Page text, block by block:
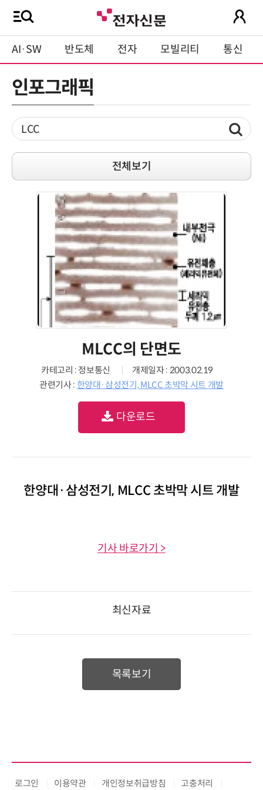
AI·SW 반도체 전자 모빌리티 통신
인포그래픽
전체보기
MLCC의 단면도
카테고리 : 정보통신
개제일자 : 2003.02.19
관련기사 : 한양대·삼성전기, MLCC 초박막 시트 개발
다운로드
한양대·삼성전기, MLCC 초박막 시트 개발
기사 바로가기 >
최신자료
목록보기
로그인 이용약관 개인정보취급방침 고충처리